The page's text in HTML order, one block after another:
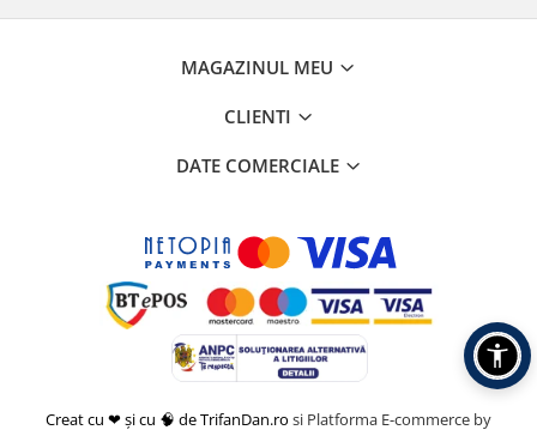
MAGAZINUL MEU
CLIENTI
DATE COMERCIALE
Creat cu ❤ și cu 🧠 de TrifanDan.ro si Platforma E-commerce by